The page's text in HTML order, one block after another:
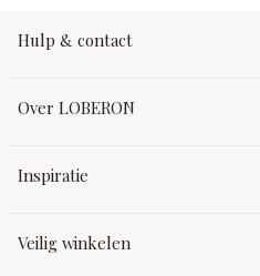
Hulp & contact
Over LOBERON
Inspiratie
Veilig winkelen